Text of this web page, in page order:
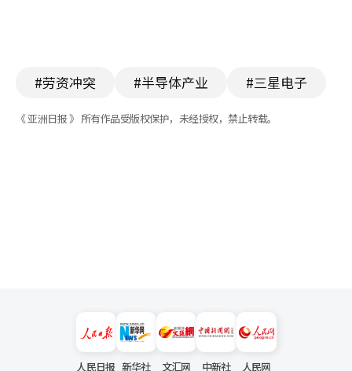
#劳资冲突 #半导体产业 #三星电子
《 亚洲日报 》 所有作品受版权保护，未经授权，禁止转载。
人民日报 新华社 文汇网 中新社 人民网